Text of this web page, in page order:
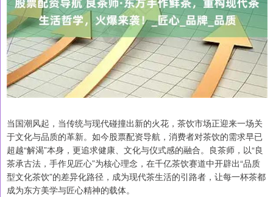
当国潮风起，当传统与现代碰撞出新的火花，茶饮市场正迎来一场关
于文化与品质的革新。如今股票配资导航，消费者对茶饮的需求早已
超越“解渴”本身，更追求健康、文化与仪式感的融合。良茶师，以“良
茶承古法，手作见匠心”为核心理念，在千亿茶饮赛道中开辟出“品质
型文化茶饮”的差异化路径，成为现代茶生活的引路者，让每一杯茶都
成为东方美学与匠心精神的载体。